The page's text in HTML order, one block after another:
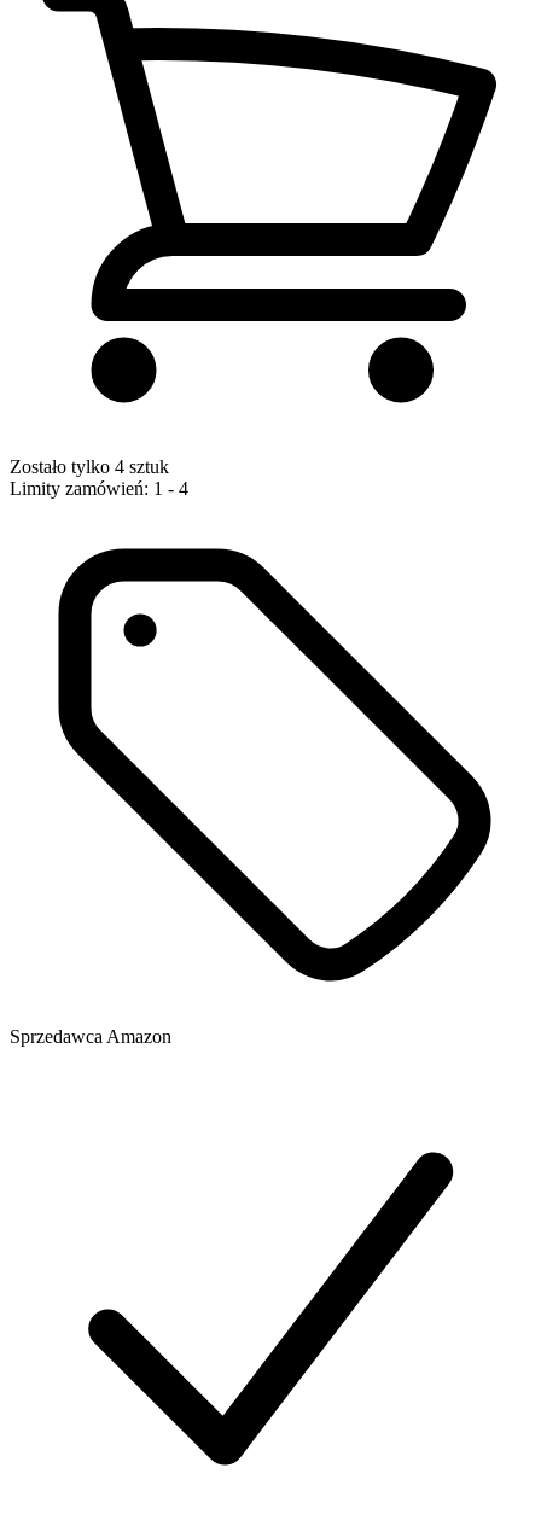
Zostało tylko 4 sztuk
Limity zamówień: 1 - 4
Sprzedawca Amazon